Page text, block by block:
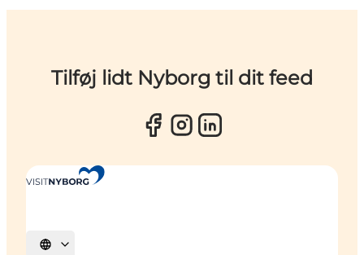
Tilføj lidt Nyborg til dit feed
Vælg sprog